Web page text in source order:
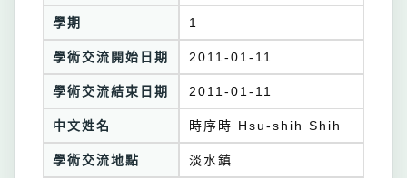
學期 1
學術交流開始日期 2011-01-11
學術交流結束日期 2011-01-11
中文姓名 時序時 Hsu-shih Shih
學術交流地點 淡水鎮